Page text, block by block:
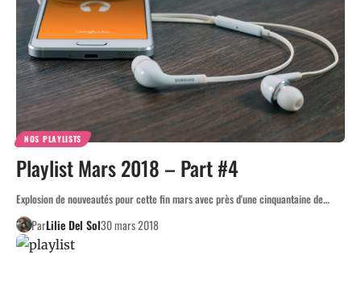
NOS PLAYLISTS
Playlist Mars 2018 – Part #4
Explosion de nouveautés pour cette fin mars avec près d'une cinquantaine de…
ParLilie Del Sol30 mars 2018